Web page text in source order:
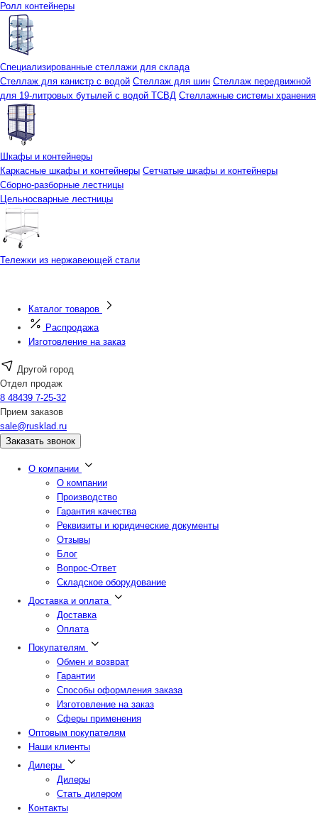
Ролл контейнеры
Специализированные стеллажи для склада
Стеллаж для канистр с водой Стеллаж для шин Стеллаж передвижной
для 19-литровых бутылей с водой ТСВД Стеллажные системы хранения
Шкафы и контейнеры
Каркасные шкафы и контейнеры Сетчатые шкафы и контейнеры
Сборно-разборные лестницы
Цельносварные лестницы
Тележки из нержавеющей стали
Каталог товаров
Распродажа
Изготовление на заказ
Другой город
Отдел продаж
8 48439 7-25-32
Прием заказов
sale@rusklad.ru
Заказать звонок
О компании
О компании
Производство
Гарантия качества
Реквизиты и юридические документы
Отзывы
Блог
Вопрос-Ответ
Складское оборудование
Доставка и оплата
Доставка
Оплата
Покупателям
Обмен и возврат
Гарантии
Способы оформления заказа
Изготовление на заказ
Сферы применения
Оптовым покупателям
Наши клиенты
Дилеры
Дилеры
Стать дилером
Контакты